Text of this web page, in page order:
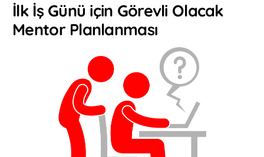
İlk İş Günü için Görevli Olacak
Mentor Planlanması